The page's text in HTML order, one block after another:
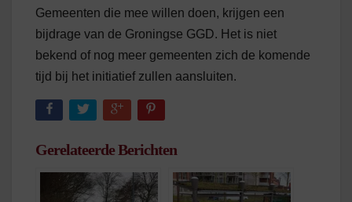
Gemeenten die mee willen doen, krijgen een
bijdrage van de Groningse GGD. Het is niet
bekend of nog meer gemeenten zich de komende
tijd bij het initiatief zullen aansluiten.
Gerelateerde Berichten